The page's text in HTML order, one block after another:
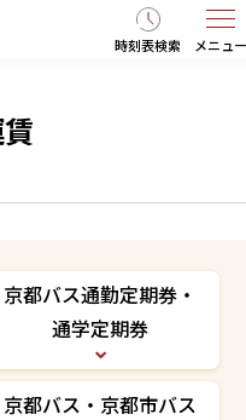
時刻表検索 メニュー
京都バス通勤定期券・
通学定期券
京都バス・京都市バス